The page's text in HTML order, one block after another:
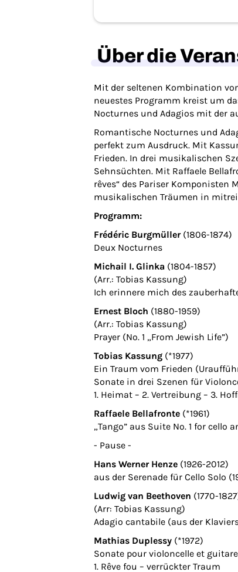
Über die
Mit der seltenen Kombination
neuestes Programm kreist um
Nocturnes und Adagios mit der
Romantische Nocturnes und
perfekt zum Ausdruck. Mit
Frieden. In drei musikalischen
Sehnsüchten. Mit Raffaele
rêves“ des Pariser Komponisten
musikalischen Träumen in
Programm:
Frédéric Burgmüller(1806-1874)
Deux Nocturnes
Michail I. Glinka (1804-1857)
(Arr.: Tobias Kassung)
Ich erinnere mich des
Ernest Bloch (1880-1959)
(Arr.: Tobias Kassung)
Prayer (No. 1 „From Jewish Life”)
Tobias Kassung (*1977)
Ein Traum vom Frieden
Sonate in drei Szenen für
1. Heimat – 2. Vertreibung – 3.
Raffaele Bellafronte (*1961)
„Tango” aus Suite No. 1 for cello
- Pause -
Hans Werner Henze (1926-2012)
aus der Serenade für Cello Solo
Ludwig van Beethoven (1770-
(Arr: Tobias Kassung)
Adagio cantabile (aus der
Mathias Duplessy (*1972)
Sonate pour violoncelle et
1. Rêve fou – verrückter Traum